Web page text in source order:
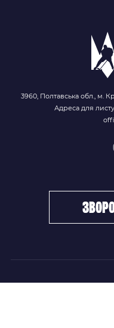
3960, Полтавська обл., м.
Адреса для